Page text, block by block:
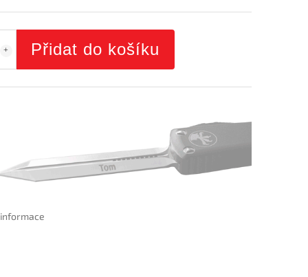
Přidat do košíku